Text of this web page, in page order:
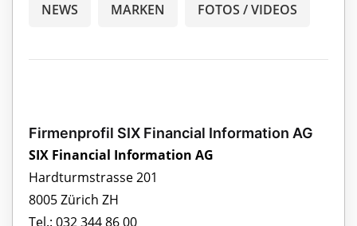
NEWS MARKEN FOTOS / VIDEOS
Firmenprofil SIX Financial Information AG
SIX Financial Information AG
Hardturmstrasse 201
8005 Zürich ZH
Tel.: 032 344 86 00